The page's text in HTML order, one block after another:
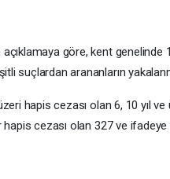
göre, kent
suçlardan arananların
hapis cezası olan 6, 10 yıl
hapis cezası olan 327 ve